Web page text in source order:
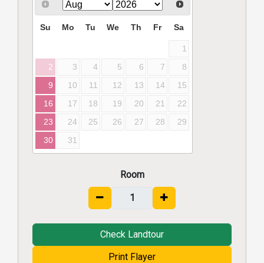
Su Mo Tu We Th Fr Sa
1
2
3 4 5 6 7
8
9
10 11 12 13 14
15
16
17 18 19 20 21
22
23
24 25 26 27 28
29
30
31
Room
Check Landtour
Print Flayer